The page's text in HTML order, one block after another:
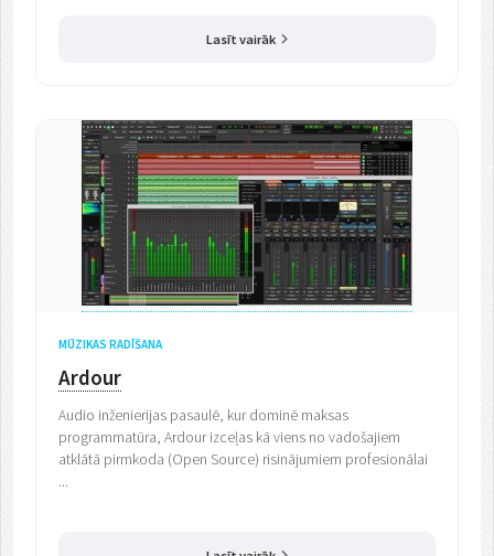
Lasīt vairāk
MŪZIKAS RADĪŠANA
Ardour
Audio inženierijas pasaulē, kur dominē maksas
programmatūra, Ardour izceļas kā viens no vadošajiem
atklātā pirmkoda (Open Source) risinājumiem profesionālai
...